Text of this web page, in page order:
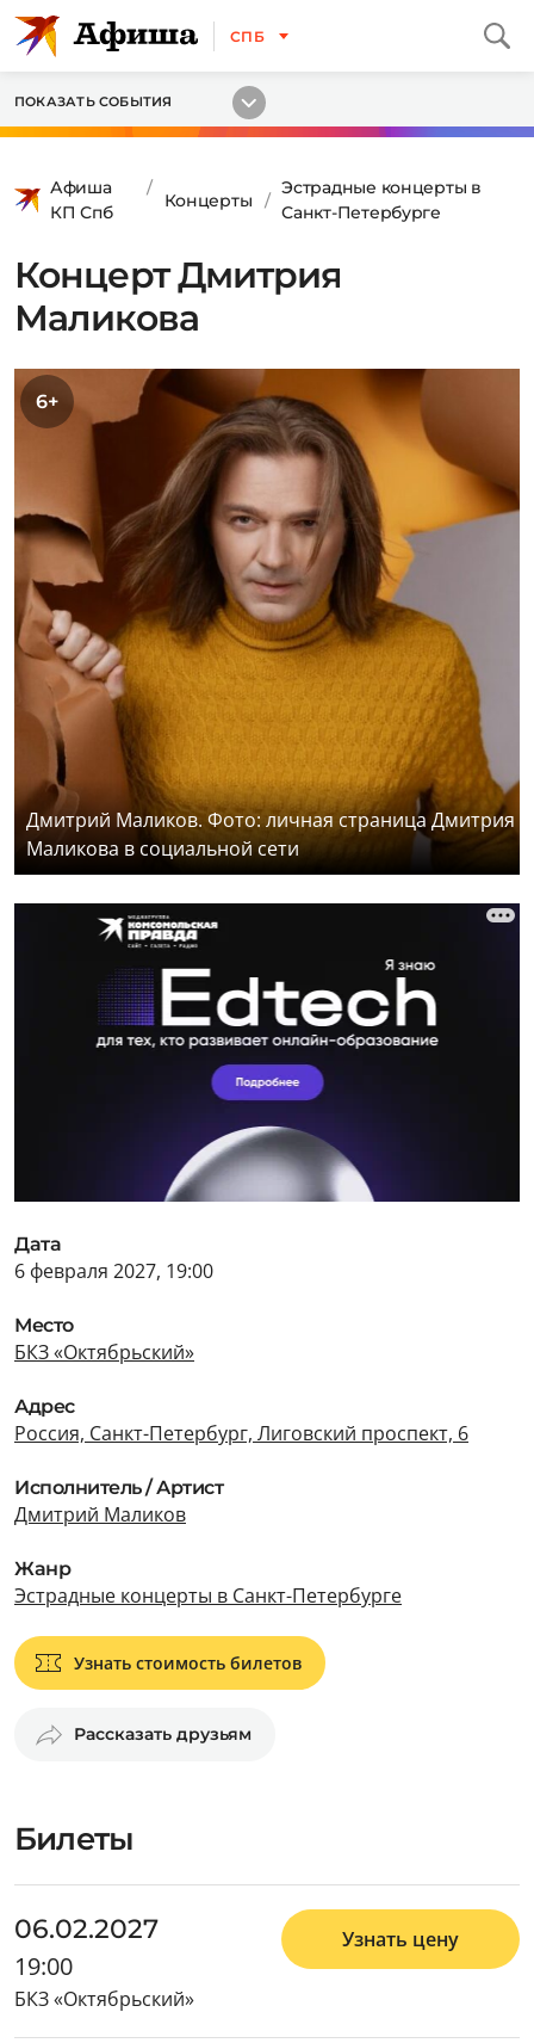
СПБ
ПОКАЗАТЬ СОБЫТИЯ
Афиша
КП Спб
Концерты
Эстрадные концерты в
Санкт-Петербурге
Концерт Дмитрия
Маликова
6+
Дмитрий Маликов. Фото: личная страница Дмитрия
Маликова в социальной сети
Дата
6 февраля 2027, 19:00
Место
БКЗ «Октябрьский»
Адрес
Россия, Санкт-Петербург, Лиговский проспект, 6
Исполнитель / Артист
Дмитрий Маликов
Жанр
Эстрадные концерты в Санкт-Петербурге
Узнать стоимость билетов
Рассказать друзьям
Билеты
06.02.2027
19:00
БКЗ «Октябрьский»
Узнать цену